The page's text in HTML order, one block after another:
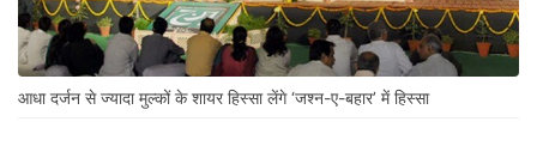
आधा दर्जन से ज्यादा मुल्कों के शायर हिस्सा लेंगे ‘जश्न-ए-बहार’ में हिस्सा